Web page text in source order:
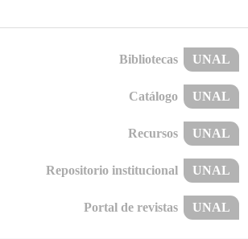
Bibliotecas UNAL
Catálogo UNAL
Recursos UNAL
Repositorio institucional UNAL
Portal de revistas UNAL